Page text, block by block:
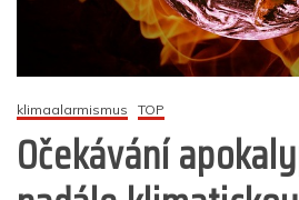
klimaalarmismus TOP
Očekávání